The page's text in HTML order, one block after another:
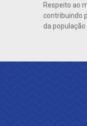
Respeito ao
contribuindo
da